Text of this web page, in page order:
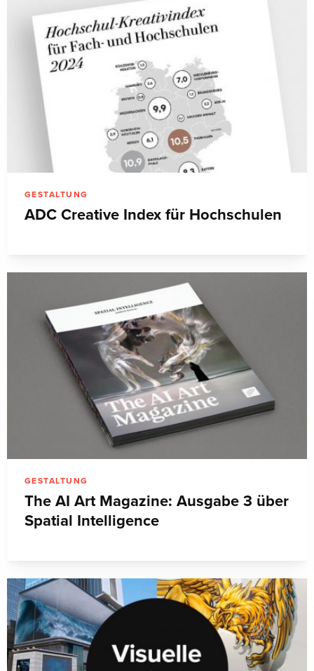
GESTALTUNG
ADC Creative Index für Hochschulen
GESTALTUNG
The AI Art Magazine: Ausgabe 3 über
Spatial Intelligence